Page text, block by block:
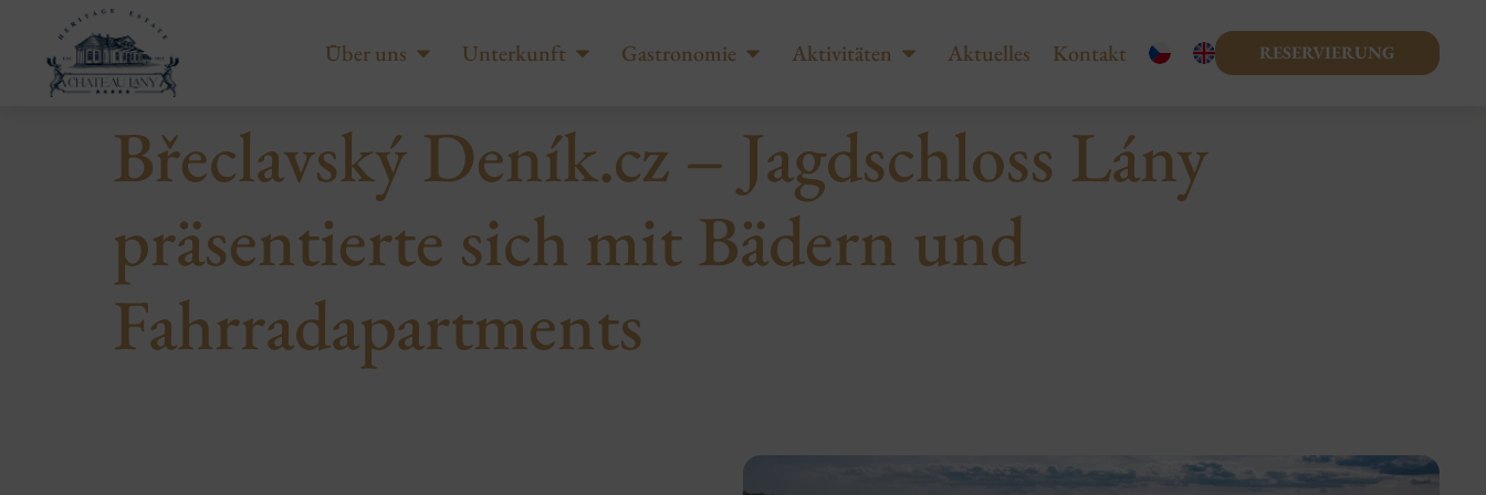
Über uns Unterkunft Gastronomie Aktivitäten Aktuelles Kontakt RESERVIERUNG
Břeclavský Deník.cz – Jagdschloss Lány
präsentierte sich mit Bädern und
Fahrradapartments